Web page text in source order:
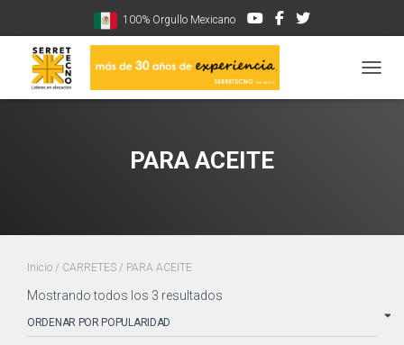
100% Orgullo Mexicano
PARA ACEITE
Inicio / CARRETES / PARA ACEITE
Mostrando todos los 3 resultados
popularity